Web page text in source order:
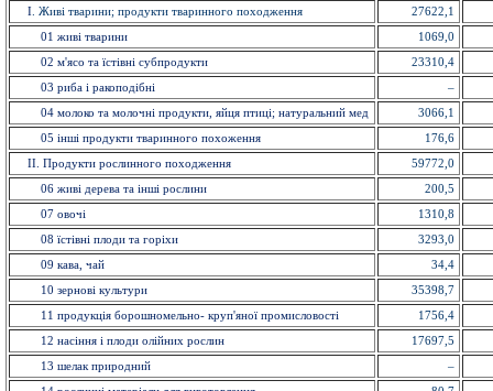
I . Живi тварини; продукти тваринного походження 27622,1
01 живi тварини 1069,0
02 м'ясо та їстівнi субпродукти 23310,4
03 риба i ракоподібні –
04 молоко та молочні продукти, яйця птиці; натуральний мед 3066,1
05 інші продукти тваринного похоження 176,6
II. Продукти рослинного походження 59772,0
06 живі дерева та інші рослини 200,5
07 овочi 1310,8
08 їстівні плоди та горіхи 3293,0
09 кава, чай 34,4
10 зерновi культури 35398,7
11 продукція борошномельно- круп'яної промисловості 1756,4
12 насiння і плоди олійних рослин 17697,5
13 шелак природний –